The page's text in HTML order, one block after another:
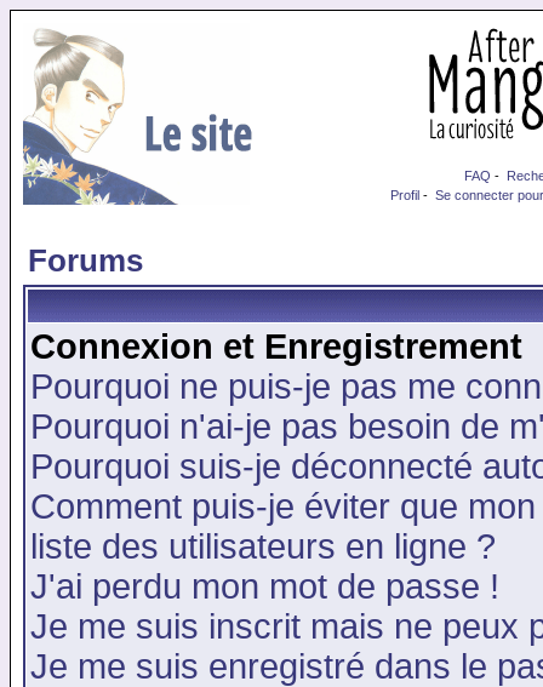
FAQ -
Profil - Se connecter
Forums
Connexion et Enregistrement
Pourquoi ne puis-je pas me
Pourquoi n'ai-je pas besoin de
Pourquoi suis-je déconnecté
Comment puis-je éviter que
liste des utilisateurs en ligne ?
J'ai perdu mon mot de passe !
Je me suis inscrit mais ne peux
Je me suis enregistré dans le